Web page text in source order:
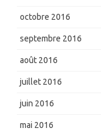
octobre 2016
septembre 2016
août 2016
juillet 2016
juin 2016
mai 2016